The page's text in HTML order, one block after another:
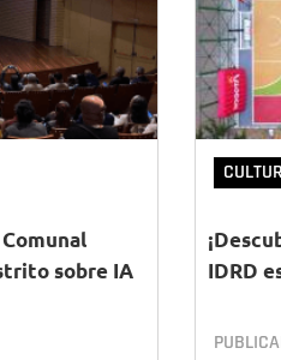
sobre IA
IDRD